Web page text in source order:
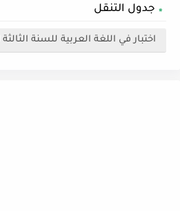
جدول التنقل
اختبار في اللغة العربية للسنة